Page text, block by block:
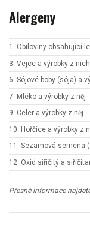
Alergeny
1. Obiloviny obsahující
3. Vejce a výrobky z nich
6. Sójové boby (sója) a
7. Mléko a výrobky z něj
9. Celer a výrobky z něj
10. Hořčice a výrobky z
11. Sezamová semena
12. Oxid siřičitý a
Přesné informace